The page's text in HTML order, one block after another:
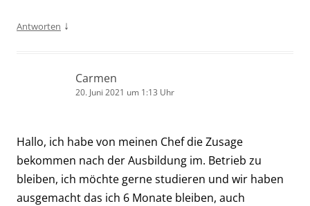
Antworten ↓
Carmen
20. Juni 2021 um 1:13 Uhr
Hallo, ich habe von meinen Chef die Zusage
bekommen nach der Ausbildung im. Betrieb zu
bleiben, ich möchte gerne studieren und wir haben
ausgemacht das ich 6 Monate bleiben, auch